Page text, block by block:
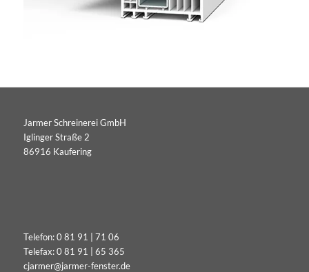
Jarmer Schreinerei GmbH
Iglinger Straße 2
86916 Kaufering
Telefon:0 81 91 | 71 06
Telefax: 0 81 91 | 65 365
cjarmer@jarmer-fenster.de